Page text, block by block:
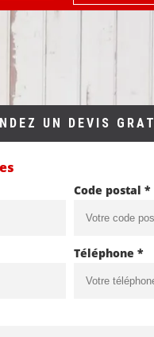
UN DEVIS
Code postal *
Téléphone *